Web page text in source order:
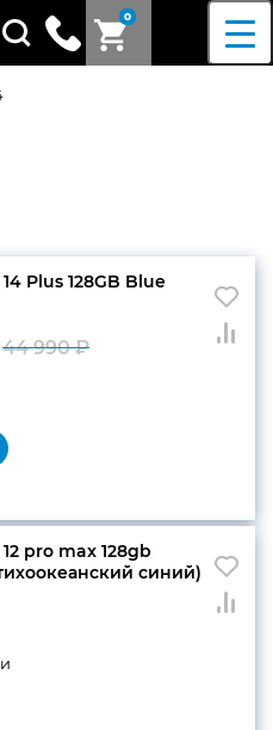
0
Plus 128GB Blue
44 990₽
pro max 128gb
синий)
политикой